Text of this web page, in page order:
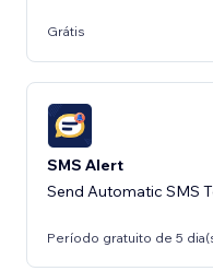
Grátis
SMS Alert
Send Automatic SMS
Período gratuito de 5